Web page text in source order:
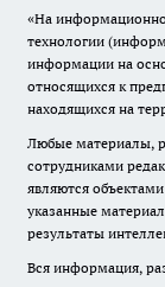
«На
технологии
информации на
относящихся к
находящихся на
Любые материалы,
сотрудниками
являются
указанные
результаты
Вся информация,